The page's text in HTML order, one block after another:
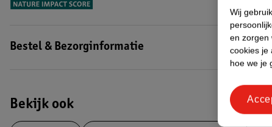
Bestel & Bezorginformatie
Bekijk ook
Wij
en zorgen
cookies je
hoe we je